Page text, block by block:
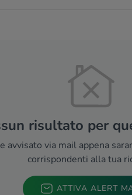
risultato per
avvisato via mail appena
corrispondenti alla tua
ATTIVA ALERT